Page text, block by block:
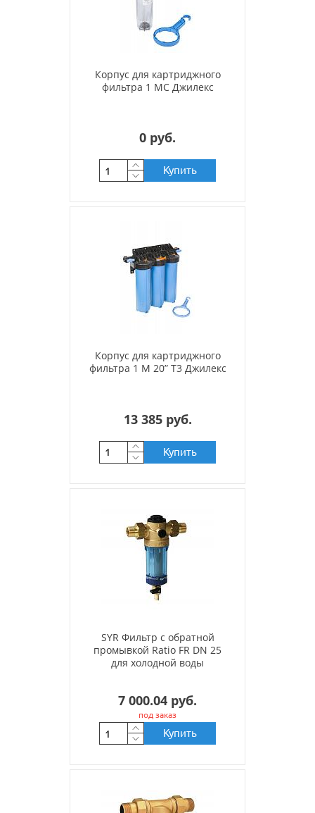
Корпус для картриджного
фильтра 1 МС Джилекс
0 руб.
Купить
Корпус для картриджного
фильтра 1 М 20” Т3 Джилекс
13 385 руб.
Купить
SYR Фильтр с обратной
промывкой Ratio FR DN 25
для холодной воды
7 000.04 руб.
под заказ
Купить